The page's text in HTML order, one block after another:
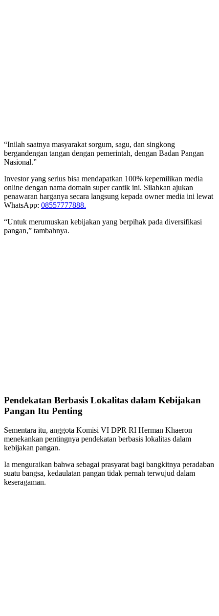
“Inilah saatnya masyarakat sorgum, sagu, dan singkong
bergandengan tangan dengan pemerintah, dengan Badan Pangan
Nasional.”
Investor yang serius bisa mendapatkan 100% kepemilikan media
online dengan nama domain super cantik ini. Silahkan ajukan
penawaran harganya secara langsung kepada owner media ini lewat
WhatsApp: 08557777888.
“Untuk merumuskan kebijakan yang berpihak pada diversifikasi
pangan,” tambahnya.
Pendekatan Berbasis Lokalitas dalam Kebijakan
Pangan Itu Penting
Sementara itu, anggota Komisi VI DPR RI Herman Khaeron
menekankan pentingnya pendekatan berbasis lokalitas dalam
kebijakan pangan.
Ia menguraikan bahwa sebagai prasyarat bagi bangkitnya peradaban
suatu bangsa, kedaulatan pangan tidak pernah terwujud dalam
keseragaman.